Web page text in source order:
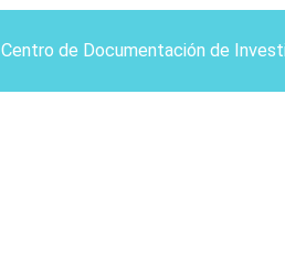
Centro de Documentación de